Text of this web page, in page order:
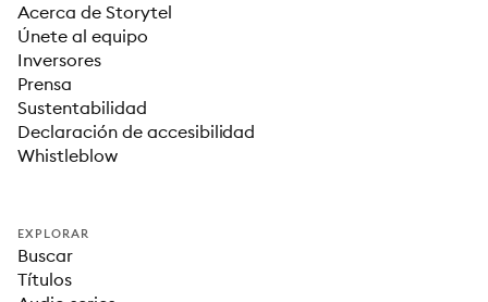
Acerca de Storytel
Únete al equipo
Inversores
Prensa
Sustentabilidad
Declaración de accesibilidad
Whistleblow
EXPLORAR
Buscar
Títulos